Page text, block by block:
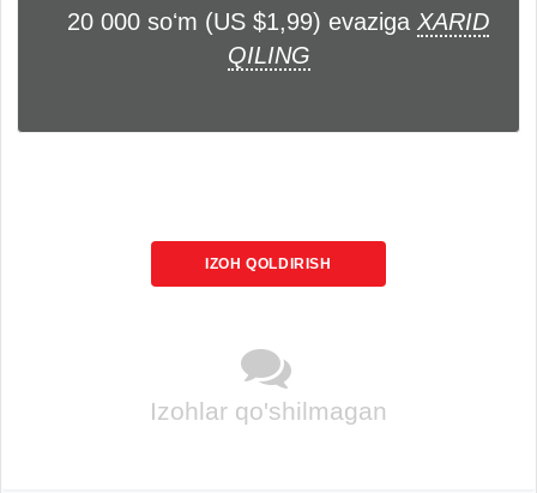
20 000 soʻm (US $1,99) evaziga XARID
QILING
IZOH QOLDIRISH
Izohlar qo'shilmagan